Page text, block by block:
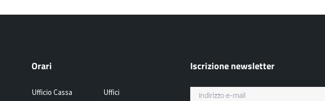
Orari
Ufficio Cassa Uffici
Iscrizione newsletter